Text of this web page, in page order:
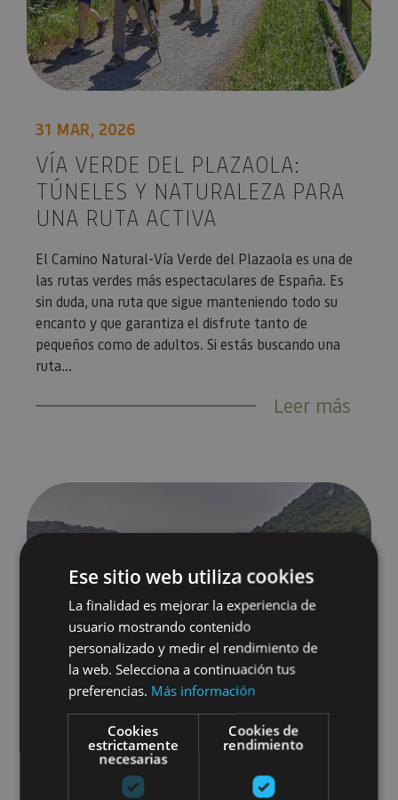
31 MAR, 2026
VÍA VERDE DEL PLAZAOLA:
TÚNELES Y NATURALEZA PARA
UNA RUTA ACTIVA
El Camino Natural-Vía Verde del Plazaola es una de
las rutas verdes más espectaculares de España. Es
sin duda, una ruta que sigue manteniendo todo su
encanto y que garantiza el disfrute tanto de
pequeños como de adultos. Si estás buscando una
ruta...
Leer más
5 ideas para Semana Santa en Navarra
Ese sitio web utiliza cookies
La finalidad es mejorar la experiencia de
usuario mostrando contenido
personalizado y medir el rendimiento de
la web. Selecciona a continuación tus
preferencias. Más información
Cookies
estrictamente
necesarias
Cookies de
rendimiento